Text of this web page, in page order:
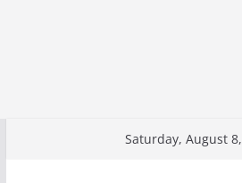
Saturday, August